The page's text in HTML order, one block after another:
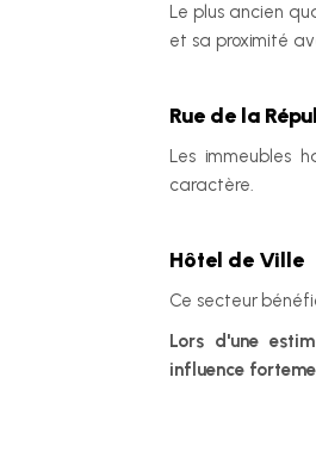
Le plus ancien
et sa proximité
Rue de la
Les immeubles
caractère.
Hôtel de Ville
Ce secteur
Lors d'une
influence